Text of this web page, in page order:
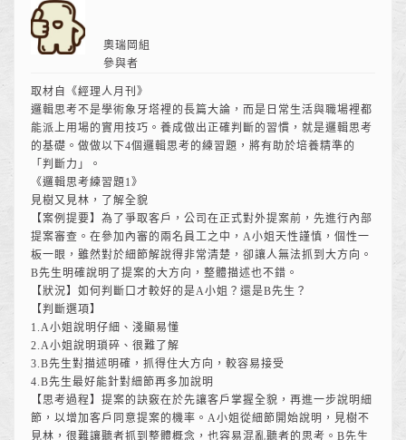
奧瑞岡組
參與者
取材自《經理人月刊》
邏輯思考不是學術象牙塔裡的長篇大論，而是日常生活與職場裡都
能派上用場的實用技巧。養成做出正確判斷的習慣，就是邏輯思考
的基礎。做做以下4個邏輯思考的練習題，將有助於培養精準的
「判斷力」。
《邏輯思考練習題1》
見樹又見林，了解全貌
【案例提要】為了爭取客戶，公司在正式對外提案前，先進行內部
提案審查。在參加內審的兩名員工之中，A小姐天性謹慎，個性一
板一眼，雖然對於細節解說得非常清楚，卻讓人無法抓到大方向。
B先生明確說明了提案的大方向，整體描述也不錯。
【狀況】如何判斷口才較好的是A小姐？還是B先生？
【判斷選項】
1.A小姐說明仔細、淺顯易懂
2.A小姐說明瑣碎、很難了解
3.B先生對描述明確，抓得住大方向，較容易接受
4.B先生最好能針對細節再多加說明
【思考過程】提案的訣竅在於先讓客戶掌握全貌，再進一步說明細
節，以增加客戶同意提案的機率。A小姐從細節開始說明，見樹不
見林，很難讓聽者抓到整體概念，也容易混亂聽者的思考。B先生